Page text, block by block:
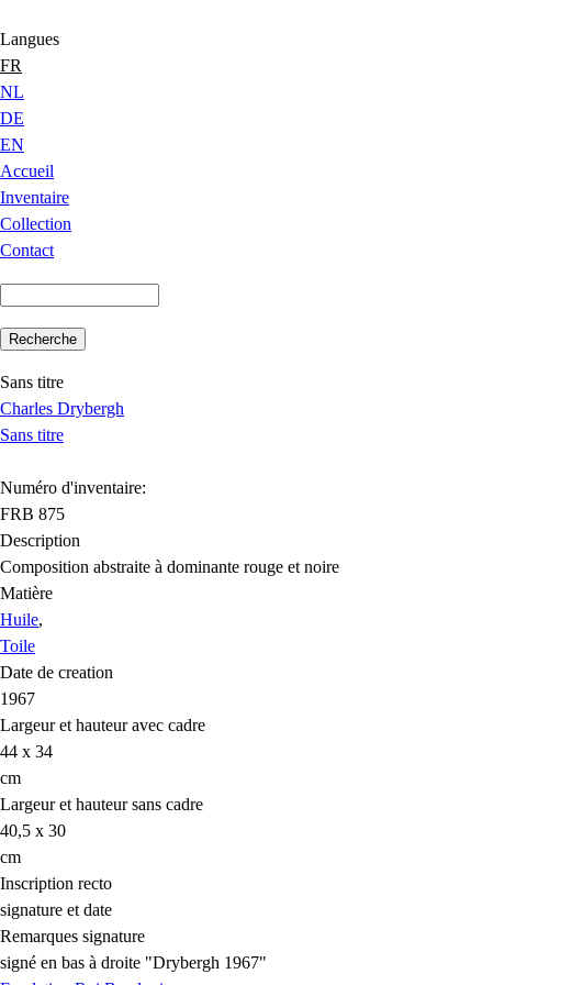
Langues
FR
NL
DE
EN
Accueil
Inventaire
Collection
Contact
Sans titre
Charles Drybergh
Sans titre
Numéro d'inventaire:
FRB 875
Description
Composition abstraite à dominante rouge et noire
Matière
Huile,
Toile
Date de creation
1967
Largeur et hauteur avec cadre
44 x 34
cm
Largeur et hauteur sans cadre
40,5 x 30
cm
Inscription recto
signature et date
Remarques signature
signé en bas à droite "Drybergh 1967"